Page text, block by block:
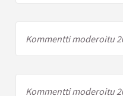
Kommentti moderoitu
Kommentti moderoitu